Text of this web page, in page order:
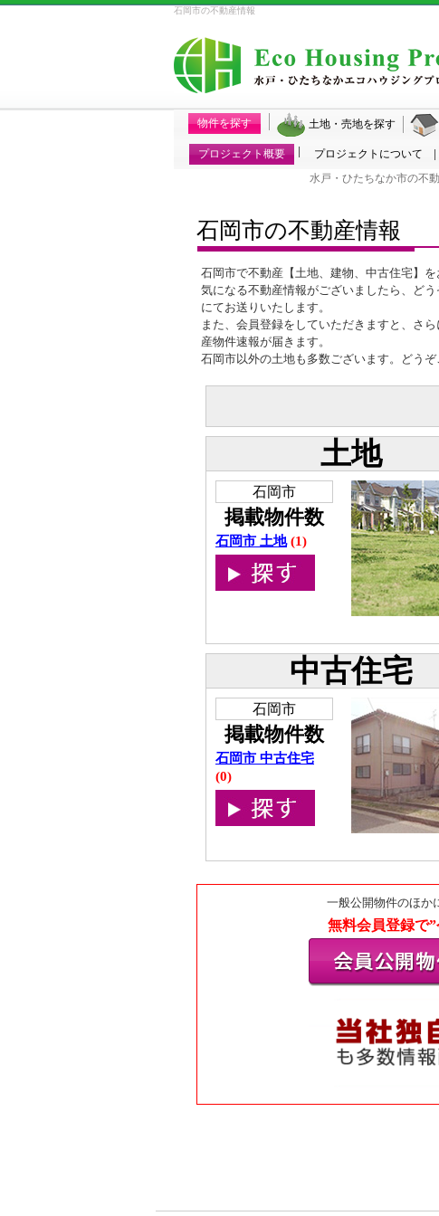
石岡市の不動産情報
物件を探す 土地・売地を探す
プロジェクト概要 プロジェクトについて
水戸・ひたちなか市の不
石岡市の不動産情報
石岡市で不動産【土地、建物、中古住宅】
気になる不動産情報がございましたら、ど
にてお送りいたします。
また、会員登録をしていただきますと、さ
産物件速報が届きます。
石岡市以外の土地も多数ございます。どうぞ
土地
石岡市
掲載物件数
石岡市 土地(1)
中古住宅
石岡市
掲載物件数
石岡市 中古住宅
(0)
一般公開物件のほか
無料会員登録で